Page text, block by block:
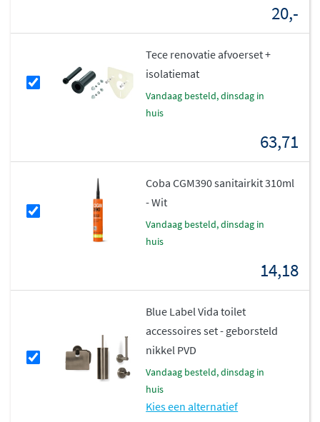
20,-
Tece renovatie afvoerset +
isolatiemat
vandaag besteld, dinsdag in
huis
63,71
Coba CGM390 sanitairkit 310ml
- Wit
vandaag besteld, dinsdag in
huis
14,18
Blue Label Vida toilet
accessoires set - geborsteld
nikkel PVD
vandaag besteld, dinsdag in
huis
Kies een alternatief